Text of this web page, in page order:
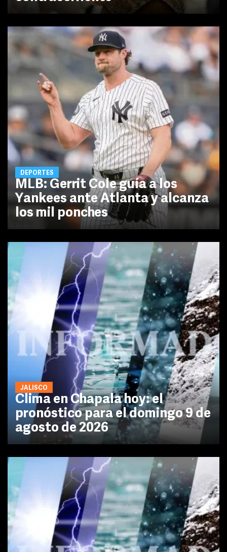
DEPORTES
MLB: Gerrit Cole guía a los
Yankees ante Atlanta y alcanza
los mil ponches
JALISCO
Clima en Chapala hoy: el
pronóstico para el domingo 9 de
agosto de 2026